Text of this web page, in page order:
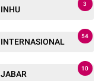
INHU
3
INTERNASIONAL
54
JABAR
10